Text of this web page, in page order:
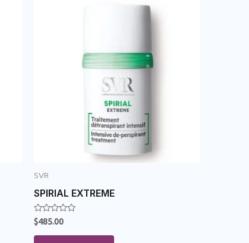
SVR
SPIRIAL EXTREME
Rated
0
out
$485.00